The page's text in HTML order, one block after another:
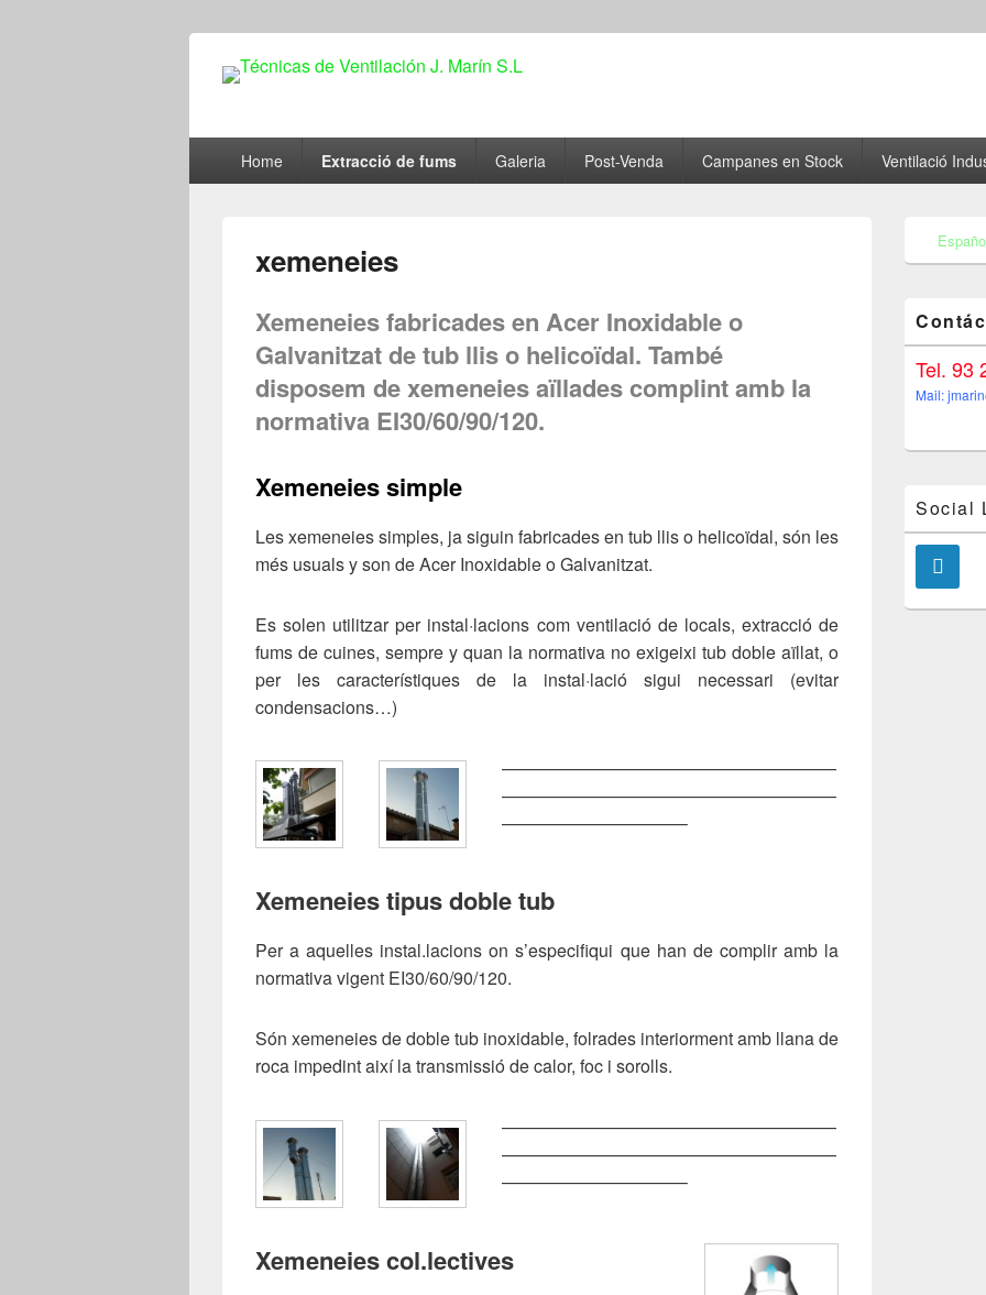
PrimaryHome Extracció de fums Galeria Post-Venda Campanes en Stock Ventilació
xemeneies
Xemeneies fabricades en Acer Inoxidable o
Galvanitzat de tub llis o helicoïdal. També
disposem de xemeneies aïllades complint amb la
normativa EI30/60/90/120.
Xemeneies simple
Les xemeneies simples, ja siguin fabricades en tub llis o helicoïdal, són les
més usuals y son de Acer Inoxidable o Galvanitzat.
Es solen utilitzar per instal·lacions com ventilació de locals, extracció de
fums de cuines, sempre y quan la normativa no exigeixi tub doble aïllat, o
per les característiques de la instal·lació sigui necessari (evitar
condensacions…)
———————————————————
———————————————————
——————————–
Xemeneies tipus doble tub
Per a aquelles instal.lacions on s’especifiqui que han de complir amb la
normativa vigent EI30/60/90/120.
Són xemeneies de doble tub inoxidable, folrades interiorment amb llana de
roca impedint així la transmissió de calor, foc i sorolls.
———————————————————
———————————————————
——————————–
Xemeneies col.lectives
Sidebar
Widget
Tel. 93
Mail:
Social